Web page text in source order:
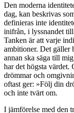
Den moderna
dag, kan beskrivas
definieras inte
inifrån, i lyssnandet
Tanken är att varje
ambitioner. Det gäller
annan ska säga till
har det högsta
drömmar och
oftast ger: »Följ din
och inte tvärt om.
I jämförelse med den